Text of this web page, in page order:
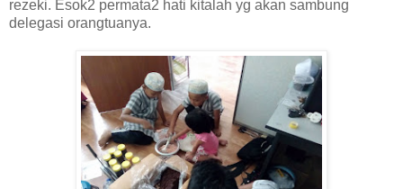
rezeki. Esok2 permata2 hati kitalah yg akan sambung
delegasi orangtuanya.